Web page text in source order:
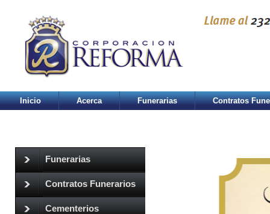
Inicio Acerca Funerarias Contratos
Funerarias
Contratos Funerarios
Cementerios